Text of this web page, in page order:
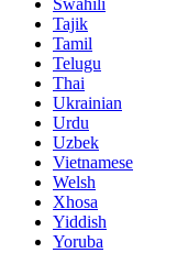
Swahili
Tajik
Tamil
Telugu
Thai
Ukrainian
Urdu
Uzbek
Vietnamese
Welsh
Xhosa
Yiddish
Yoruba